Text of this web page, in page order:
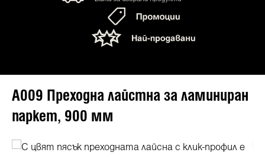
A009 Преходна лайстна за ламиниран
паркет, 900 мм
Пропуснете галерия с изображения